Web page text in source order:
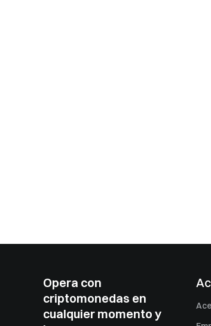
Opera con
criptomonedas en
cualquier momento y